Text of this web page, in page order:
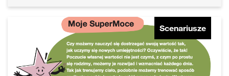
Scenariusze